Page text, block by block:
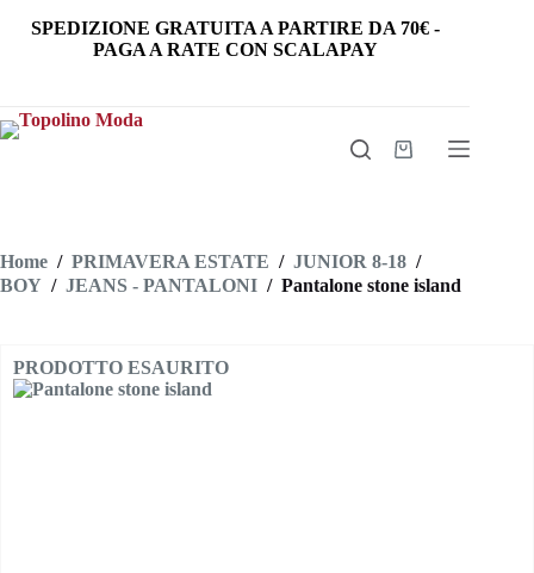
SPEDIZIONE GRATUITA A PARTIRE DA 70€ -
PAGA A RATE CON SCALAPAY
Carrello
Home / PRIMAVERA ESTATE / JUNIOR 8-18 /
BOY / JEANS - PANTALONI / Pantalone stone island
PRODOTTO ESAURITO